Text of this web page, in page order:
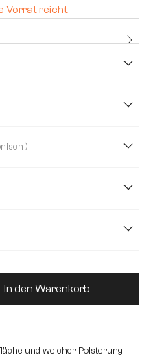
Vorrat reicht
( Kreuzgestell konisch )
Anzahl: Gib den
In den Warenkorb
und weicher Polsterung